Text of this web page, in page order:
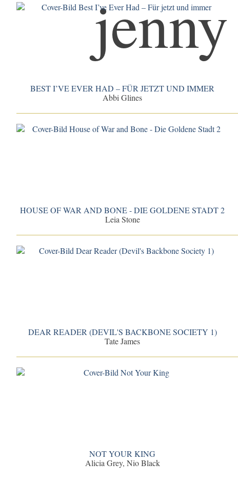
BEST I’VE EVER HAD – FÜR JETZT UND IMMER
Abbi Glines
HOUSE OF WAR AND BONE - DIE GOLDENE STADT 2
Leia Stone
DEAR READER (DEVIL'S BACKBONE SOCIETY 1)
Tate James
NOT YOUR KING
Alicia Grey, Nio Black